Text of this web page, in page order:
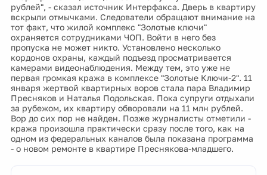
рублей", - сказал источник Интерфакса. Дверь в квартиру
вскрыли отмычками. Следователи обращают внимание на
тот факт, что жилой комплекс "Золотые ключи"
охраняется сотрудниками ЧОП. Войти в него без
пропуска не может никто. Установлено несколько
кордонов охраны, каждый подъезд просматривается
камерами видеонаблюдения. Между тем, это уже не
первая громкая кража в комплексе "Золотые Ключи-2". 11
января жертвой квартирных воров стала пара Владимир
Пресняков и Наталья Подольская. Пока супруги отдыхали
за рубежом, их квартиру обворовали на 11 млн рублей.
Вор до сих пор не найден. Позже журналисты отметили -
кража произошла практически сразу после того, как на
одном из федеральных каналов была показана программа
- о новом ремонте в квартире Преснякова-младшего.